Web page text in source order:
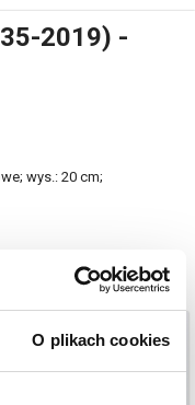
O plikach cookies
2019) -
wys.: 20 cm;